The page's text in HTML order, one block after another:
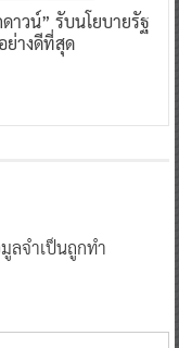
าวน์” รับนโยบายรัฐ
ย่างดีที่สุด
ลจำเป็นถูกทำ